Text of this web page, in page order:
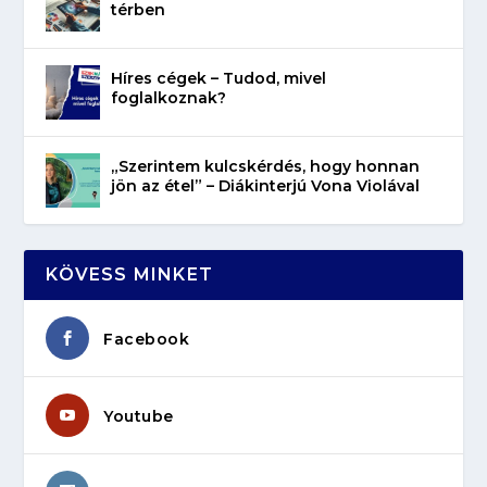
térben
Híres cégek – Tudod, mivel
foglalkoznak?
„Szerintem kulcskérdés, hogy honnan
jön az étel” – Diákinterjú Vona Violával
KÖVESS MINKET
Facebook
Youtube